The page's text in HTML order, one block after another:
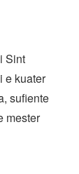
Sint
e kuater
sufiente
mester